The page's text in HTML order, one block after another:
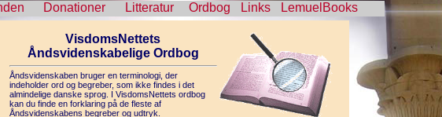
Donationer Litteratur Ordbog Links LemuelBooks
VisdomsNettets
Åndsvidenskabelige Ordbog
Åndsvidenskaben bruger en terminologi, der
indeholder ord og begreber, som ikke findes i det
almindelige danske sprog. I VisdomsNettets ordbog
kan du finde en forklaring på de fleste af
Åndsvidenskabens begreber og udtryk.